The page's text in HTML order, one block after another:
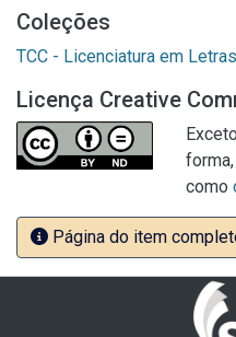
Coleções
TCC - Licenciatura em
Licença Creative
como
Página do item